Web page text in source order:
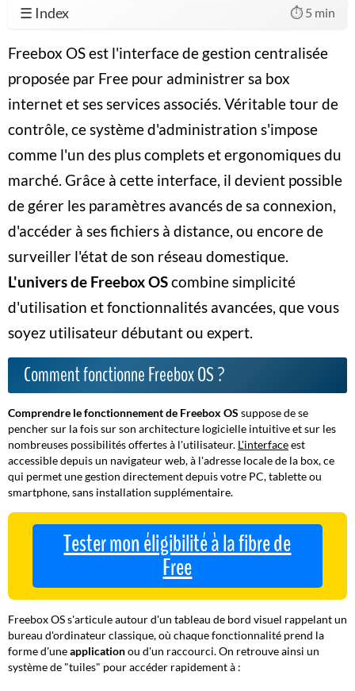
☰ Index ⏱️ 5 min
Freebox OS est l'interface de gestion centralisée
proposée par Free pour administrer sa box
internet et ses services associés. Véritable tour de
contrôle, ce système d'administration s'impose
comme l'un des plus complets et ergonomiques du
marché. Grâce à cette interface, il devient possible
de gérer les paramètres avancés de sa connexion,
d'accéder à ses fichiers à distance, ou encore de
surveiller l'état de son réseau domestique.
L'univers de Freebox OScombine simplicité
d'utilisation et fonctionnalités avancées, que vous
soyez utilisateur débutant ou expert.
Comment fonctionne Freebox OS ?
Comprendre le fonctionnement de Freebox OS suppose de se
pencher sur la fois sur son architecture logicielle intuitive et sur les
nombreuses possibilités offertes à l'utilisateur. L'interfaceest
accessible depuis un navigateur web, à l'adresse locale de la box, ce
qui permet une gestion directement depuis votre PC, tablette ou
smartphone, sans installation supplémentaire.
Tester mon éligibilité à la fibre de
Free
Freebox OS s'articule autour d'un tableau de bord visuel rappelant un
bureau d'ordinateur classique, où chaque fonctionnalité prend la
forme d'uneapplicationou d'un raccourci. On retrouve ainsi un
système de "tuiles" pour accéder rapidement à :